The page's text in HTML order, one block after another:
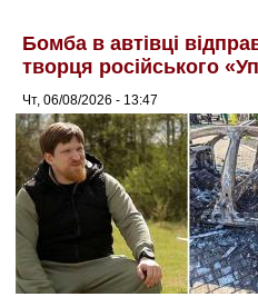
Бомба в автівці
творця російського
Чт, 06/08/2026 - 13:47